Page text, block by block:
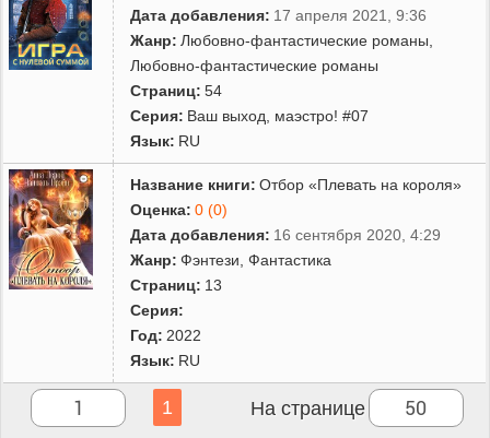
Дата добавления: 17 апреля 2021, 9:36
Жанр: Любовно-фантастические романы
Любовно-фантастические романы
Страниц: 54
Серия: Ваш выход, маэстро! #07
Язык: RU
Название книги: Отбор «Плевать на короля»
Оценка: 0 (0)
Дата добавления: 16 сентября 2020, 4:29
Жанр: Фэнтези ,Фантастика
Страниц: 13
Серия:
Год: 2022
Язык: RU
1 На странице